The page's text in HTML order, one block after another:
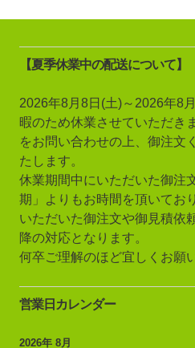
【夏季休業中の配送について】
2026年8月8日(土)～2026年8
暇のため休業させていただき
をお問い合わせの上、御注文
たします。
休業期間中にいただいた御注
期」よりもお時間を頂いてお
いただいた御注文や御見積依
降の対応となります。
何卒ご理解のほど宜しくお願
営業日カレンダー
2026年 8月